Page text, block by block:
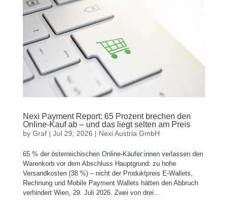
Nexi Payment Report: 65 Prozent brechen den
Online-Kauf ab – und das liegt selten am Preis
by Graf| Jul 29, 2026 | Nexi Austria GmbH
65 % der österreichischen Online-Käufer:innen verlassen den
Warenkorb vor dem Abschluss Hauptgrund: zu hohe
Versandkosten (38 %) – nicht der Produktpreis E-Wallets,
Rechnung und Mobile Payment Wallets hätten den Abbruch
verhindert Wien, 29. Juli 2026. Zwei von drei...